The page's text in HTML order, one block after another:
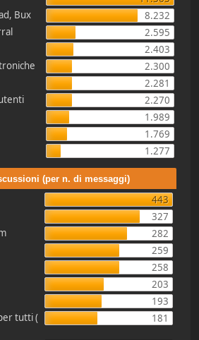
Bux
8.232
2.595
2.403
2.300
2.281
2.270
1.989
1.769
1.277
(per n. di messaggi)
443
327
282
259
258
203
193
tutti (
181